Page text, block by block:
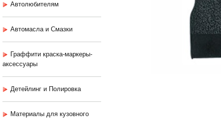
Автолюбителям
Автомасла и Смазки
Граффити краска-маркеры-
аксессуары
Детейлинг и Полировка
Материалы для кузовного